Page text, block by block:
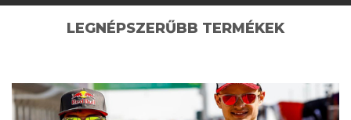
LEGNÉPSZERŰBB TERMÉKEK